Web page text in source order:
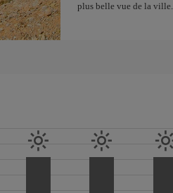
plus belle vue de la ville.